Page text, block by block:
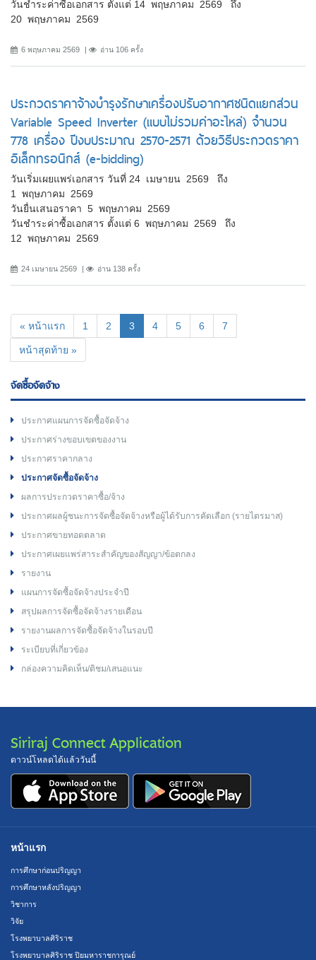
วันชำระค่าซื้อเอกสาร ตั้งแต่ 14 พฤษภาคม 2569 ถึง
20 พฤษภาคม 2569
6 พฤษภาคม 2569 อ่าน 106 ครั้ง
ประกวดราคาจ้างบำรุงรักษาเครื่องปรับอากาศชนิดแยกส่วน
Variable Speed Inverter (แบบไม่รวมค่าอะไหล่) จำนวน
778 เครื่อง ปีงบประมาณ 2570-2571 ด้วยวิธีประกวดราคา
อิเล็กทรอนิกส์ (e-bidding)
วันเริ่มเผยแพร่เอกสาร วันที่ 24 เมษายน 2569 ถึง
1 พฤษภาคม 2569
วันยื่นเสนอราคา 5 พฤษภาคม 2569
วันชำระค่าซื้อเอกสาร ตั้งแต่ 6 พฤษภาคม 2569 ถึง
12 พฤษภาคม 2569
24 เมษายน 2569 อ่าน 138 ครั้ง
« หน้าแรก 1 2 3 (current)
4 5 6 7
หน้าสุดท้าย »
จัดซื้อจัดจ้าง
ประกาศแผนการจัดซื้อจัดจ้าง
ประกาศร่างขอบเขตของงาน
ประกาศราคากลาง
ประกาศจัดซื้อจัดจ้าง
ผลการประกวดราคาซื้อ/จ้าง
ประกาศผลผู้ชนะการจัดซื้อจัดจ้างหรือผู้ได้รับการคัดเลือก (รายไตรมาส)
ประกาศขายทอดตลาด
ประกาศเผยแพร่สาระสำคัญของสัญญา/ข้อตกลง
รายงาน
แผนการจัดซื้อจัดจ้างประจำปี
สรุปผลการจัดซื้อจัดจ้างรายเดือน
รายงานผลการจัดซื้อจัดจ้างในรอบปี
ระเบียบที่เกี่ยวข้อง
กล่องความคิดเห็น/ติชม/เสนอแนะ
Siriraj Connect Application
ดาวน์โหลดได้แล้ววันนี้
หน้าแรก
การศึกษาก่อนปริญญา
การศึกษาหลังปริญญา
วิชาการ
วิจัย
โรงพยาบาลศิริราช
โรงพยาบาลศิริราช ปิยมหาราชการุณย์